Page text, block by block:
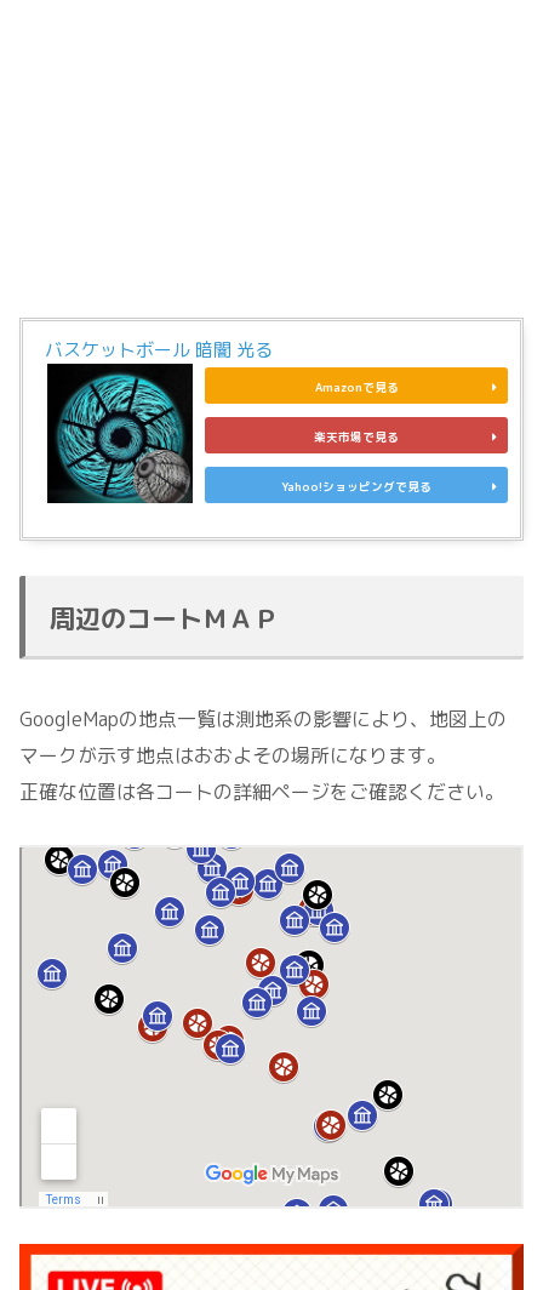
バスケットボール 暗闇 光る
Amazonで見る
楽天市場で見る
Yahoo!ショッピングで見る
周辺のコートＭＡＰ
GoogleMapの地点一覧は測地系の影響により、地図上の
マークが示す地点はおおよその場所になります。
正確な位置は各コートの詳細ページをご確認ください。